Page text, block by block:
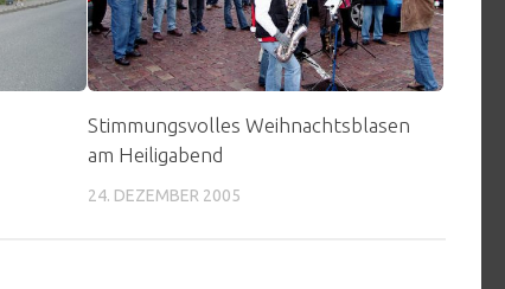
Stimmungsvolles Weihnachtsblasen
am Heiligabend
24. DEZEMBER 2005